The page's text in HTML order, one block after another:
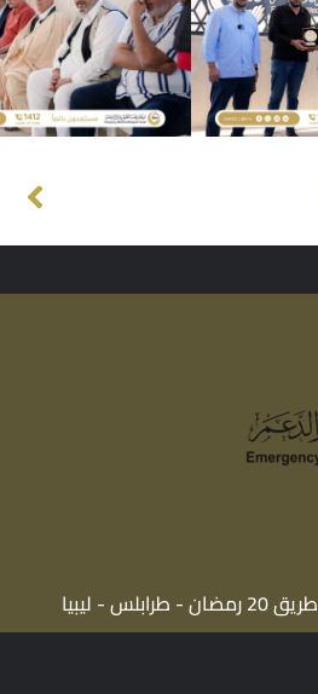
طريق 20 رمضان - طرابلس - ليبيا